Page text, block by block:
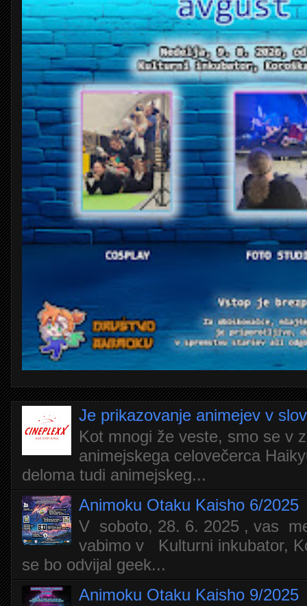
Je prikazovanje animejev v
Kot mnogi že veste, smo se v
animejskega celovečerca
deloma tudi animejskeg...
Animoku Otaku Kaisho 6/2025
V soboto, 28. 6. 2025 , vas
vabimo v Kulturni inkubator,
se bo odvijal geek...
Animoku Otaku Kaisho 9/2025